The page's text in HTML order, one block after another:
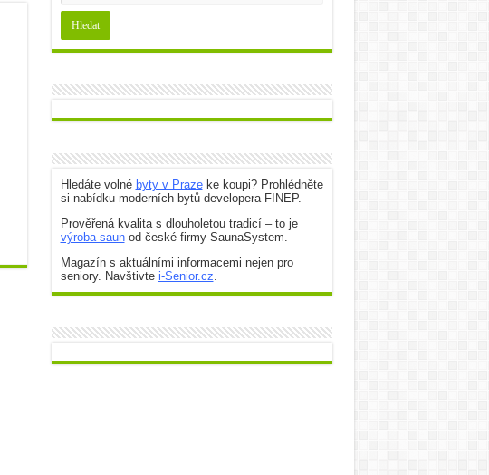
Hledáte volné byty v Prazeke koupi? Prohlédněte
si nabídku moderních bytů developera FINEP.
Prověřená kvalita s dlouholetou tradicí – to je
výroba saunod české firmy SaunaSystem.
Magazín s aktuálními informacemi nejen pro
seniory. Navštivte i-Senior.cz.